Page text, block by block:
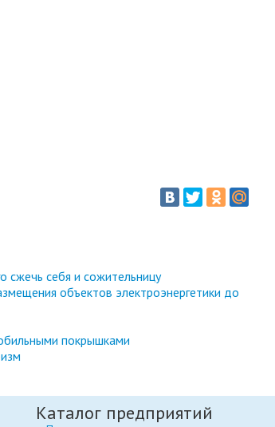
сжечь себя и сожительницу
объектов электроэнергетики до
покрышками
Каталог предприятий